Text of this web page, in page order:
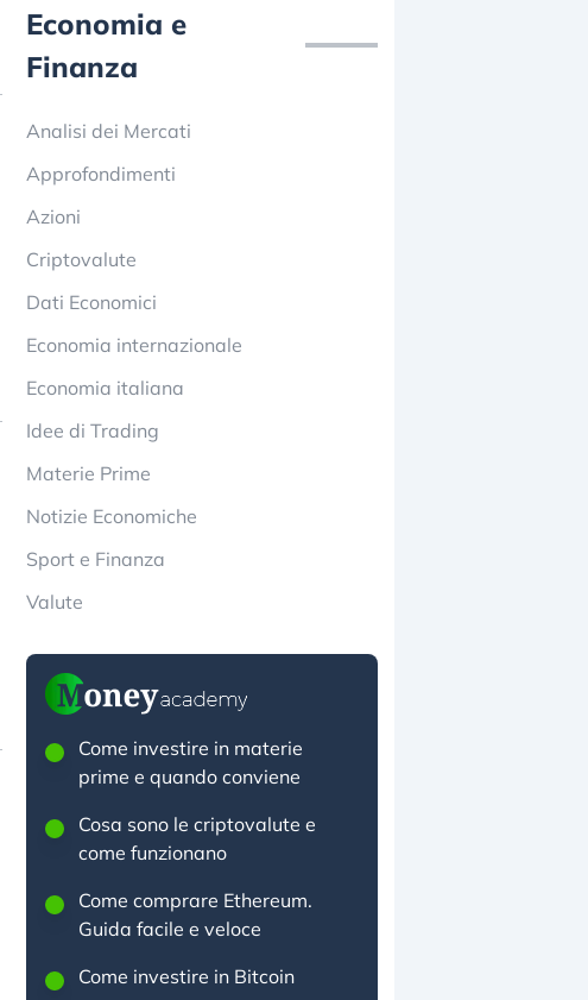
Economia e
Finanza
Analisi dei Mercati
Approfondimenti
Azioni
Criptovalute
Dati Economici
Economia internazionale
Economia italiana
Idee di Trading
Materie Prime
Notizie Economiche
Sport e Finanza
Valute
Come investire in materie
prime e quando conviene
Cosa sono le criptovalute e
come funzionano
Come comprare Ethereum.
Guida facile e veloce
Come investire in Bitcoin